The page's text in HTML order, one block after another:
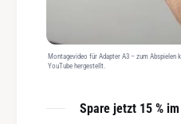
Montagevideo für Adapter A3 – zum Abspielen
YouTube hergestellt.
Spare jetzt 15 %